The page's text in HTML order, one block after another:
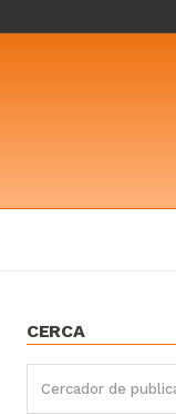
CERCA